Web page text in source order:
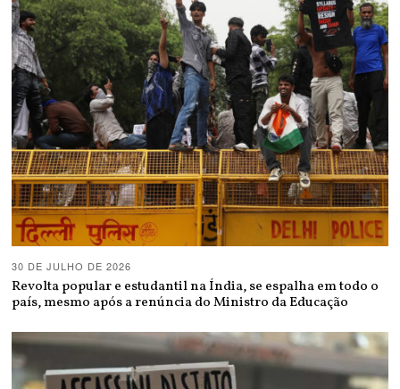
30 DE JULHO DE 2026
Revolta popular e estudantil na Índia, se espalha em todo o
país, mesmo após a renúncia do Ministro da Educação